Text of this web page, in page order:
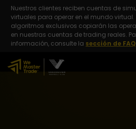
Nuestros clientes reciben cuentas de
virtuales para operar en el mundo
algoritmos exclusivos copiarán las
en nuestras cuentas de trading reales.
información, consulte la sección de